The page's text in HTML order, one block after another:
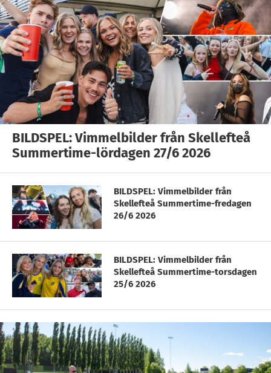
BILDSPEL: Vimmelbilder från Skellefteå
Summertime-lördagen 27/6 2026
BILDSPEL: Vimmelbilder från
Skellefteå Summertime-fredagen
26/6 2026
BILDSPEL: Vimmelbilder från
Skellefteå Summertime-torsdagen
25/6 2026